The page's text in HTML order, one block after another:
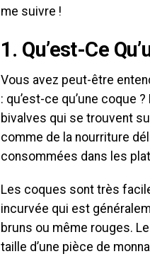
me suivre !
1. Qu’est-Ce
Vous avez peut-être
: qu’est-ce qu’une coque
bivalves qui se trouvent
comme de la nourriture
consommées dans les
Les coques sont très
incurvée qui est
bruns ou même rouges.
taille d’une pièce de